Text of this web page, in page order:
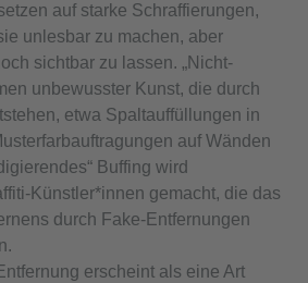
auf starke Schraffierungen,
unlesbar zu machen, aber
sichtbar zu lassen. „Nicht-
unbewusster Kunst, die durch
etwa Spaltauffüllungen in
auf Wänden
Buffing wird
Künstler*innen gemacht, die das
durch Fake-Entfernungen
erscheint als eine Art